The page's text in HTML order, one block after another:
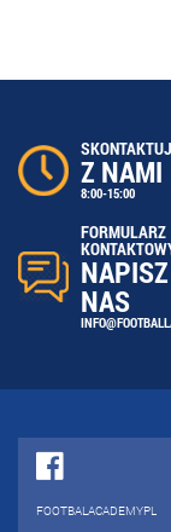
Z NAMI
8:00-15:00
FORMULARZ
NAS
FOOTBALACADEMYPL